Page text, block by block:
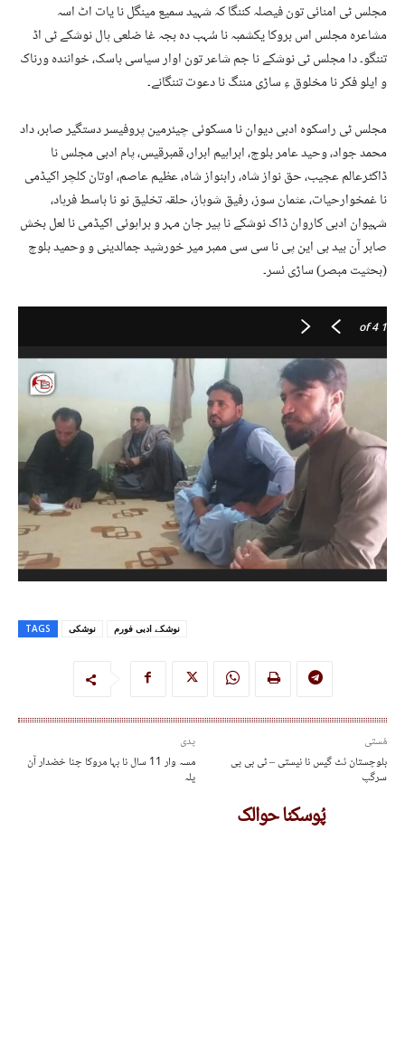
مجلس ٹی امنائی تون فیصلہ کننگا کہ شہید سمیع مینگل نا یات اٹ اسہ
مشاعرہ مجلس اس بروکا یکشمبہ نا سُہب دہ بجہ غا ضلعی ہال نوشکے ٹی اڈ
تننگو۔ دا مجلس ٹی نوشکے نا جم شاعر تون اوار سیاسی باسک، خوانندہ ورناک
و ایلو فکر نا مخلوق ءِ ساڑی مننگ نا دعوت تننگانے۔
مجلس ٹی راسکوہ ادبی دیوان نا مسکوئی چیئرمین پروفیسر دستگیر صابر، داد
محمد جواد، وحید عامر بلوچ، ابراہیم ابرار، قمبرقیس، پام ادبی مجلس نا
ڈاکٹرعالم عجیب، حق نواز شاہ، رابنواز شاہ، عظیم عاصم، اوتان کلچر اکیڈمی
نا غمخوارحیات، عثمان سوز، رفیق شوہاز، حلقہ تخلیق نو نا باسط فرہاد،
شہیوان ادبی کاروان ڈاک نوشکے نا پیر جان مہر و براہوئی اکیڈمی نا لعل بخش
صابر آن بید بی این پی نا سی سی ممبر میر خورشید جمالدینی و وحمید بلوچ
(بحثیت مبصر) ساڑی ئسر۔
1
of 4
TAGS نوشکی نوشکے ادبی فورم
پدی
مسہ وار 11 سال نا بہا مروکا چنا خضدار آن
یلہ
مُستی
بلوچستان ئٹ گیس نا نیستی – ٹی بی پی
سرگپ
پُوسکنا حوالک